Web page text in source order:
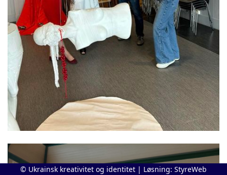
© Ukrainsk kreativitet og identitet | Løsning: StyreWeb